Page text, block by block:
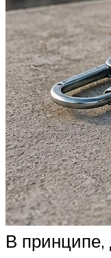
В принципе,